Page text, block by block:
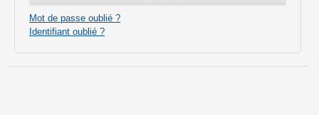
Mot de passe oublié ?
Identifiant oublié ?